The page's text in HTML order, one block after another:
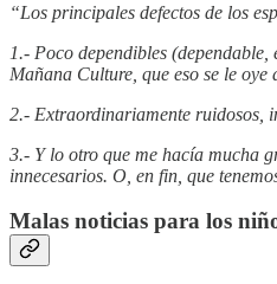
“Los principales defectos de los
1.- Poco dependibles
Mañana Culture, que eso se le
2.- Extraordinariamente ruidosos,
3.- Y lo otro que me hacía mucha
innecesarios. O, en fin, que
Malas noticias para los